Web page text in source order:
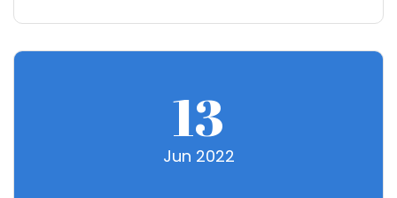
13
Jun 2022